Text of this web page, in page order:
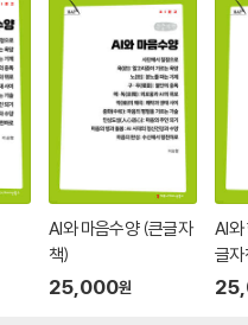
AI와 마음수양 (큰글자
책)
25,000원
AI와
글자